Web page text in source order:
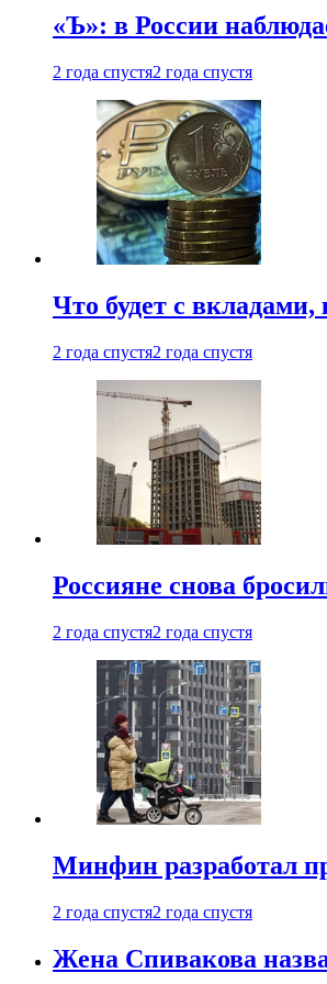
«Ъ»: в России
2 года спустя2 года спустя
Что будет с
2 года спустя2 года спустя
Россияне снова
2 года спустя2 года спустя
Минфин разработал
2 года спустя2 года спустя
Жена Спивакова